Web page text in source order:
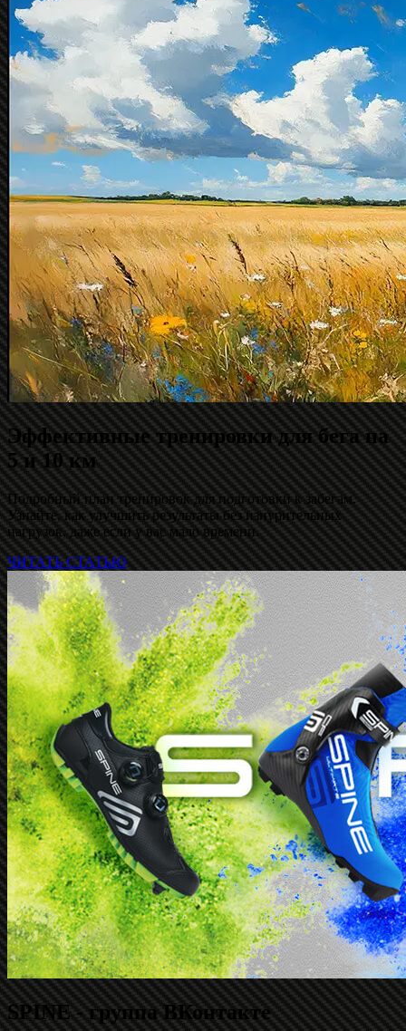
Эффективные тренировки для бега на
5 и 10 км
Подробный план тренировок для подготовки к забегам.
Узнайте, как улучшить результаты без изнурительных
нагрузок, даже если у вас мало времени.
ЧИТАТЬ СТАТЬЮ
SPINE - группа ВКонтакте